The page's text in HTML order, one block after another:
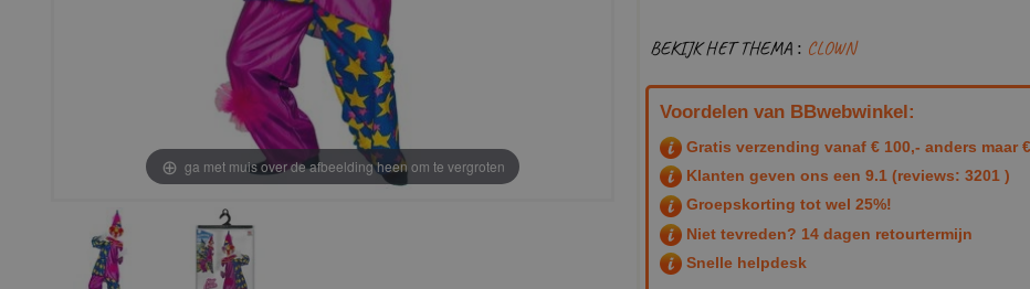
ga met muis over de afbeelding heen om te vergroten
BEKIJK HET THEMA : CLOWN
Voordelen van BBwebwinkel:
Gratis verzending vanaf € 100,- anders maar
Klanten geven ons een 9.1 (reviews: 3201 )
Groepskorting tot wel 25%!
Niet tevreden? 14 dagen retourtermijn
Snelle helpdesk